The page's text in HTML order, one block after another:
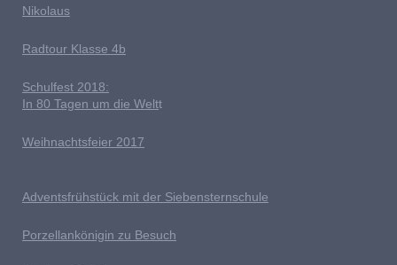
Nikolaus
Radtour Klasse 4b
Schulfest 2018:
In 80 Tagen um die Weltt
Weihnachtsfeier 2017
Adventsfrühstück mit der Siebensternschule
Porzellankönigin zu Besuch